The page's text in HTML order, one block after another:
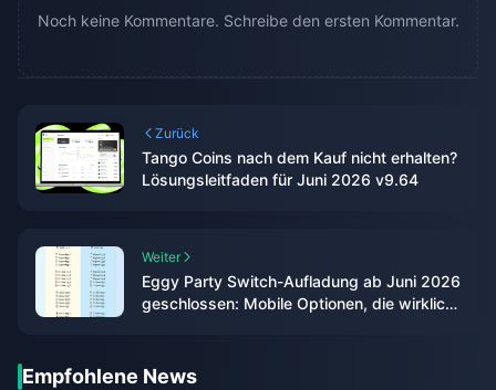
Noch keine Kommentare. Schreibe den ersten Kommentar.
Zurück
Tango Coins nach dem Kauf nicht erhalten?
Lösungsleitfaden für Juni 2026 v9.64
Weiter
Eggy Party Switch-Aufladung ab Juni 2026
geschlossen: Mobile Optionen, die wirklich
Empfohlene News